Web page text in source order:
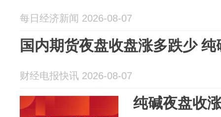
每日经济新闻 2026-08-07
国内期货夜盘收盘涨多跌少
财经电报快讯 2026-08-07
纯碱夜盘收